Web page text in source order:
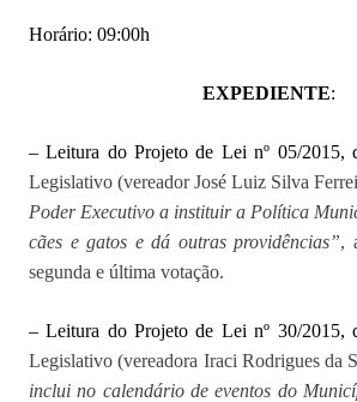
Horário: 09:00h
EXPEDIENTE:
– Leitura do Projeto de Lei nº 05/2015,
Legislativo (vereador José Luiz Silva
Poder Executivo a instituir a Política
cães e gatos e dá outras providências”,
segunda e última votação.
– Leitura do Projeto de Lei nº 30/2015,
Legislativo (vereadora Iraci Rodrigues da
inclui no calendário de eventos do